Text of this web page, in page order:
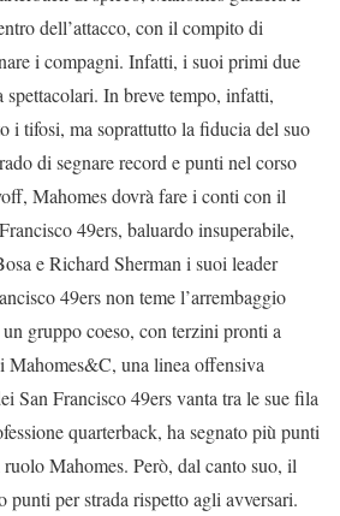
dell’attacco, con il compito di
i compagni. Infatti, i suoi primi due
In breve tempo, infatti,
i tifosi, ma soprattutto la fiducia del suo
di segnare record e punti nel corso
Mahomes dovrà fare i conti con il
49ers, baluardo insuperabile,
e Richard Sherman i suoi leader
49ers non teme l’arrembaggio
gruppo coeso, con terzini pronti a
Mahomes&C, una linea offensiva
San Francisco 49ers vanta tra le sue fila
quarterback, ha segnato più punti
Mahomes. Però, dal canto suo, il
punti per strada rispetto agli avversari.